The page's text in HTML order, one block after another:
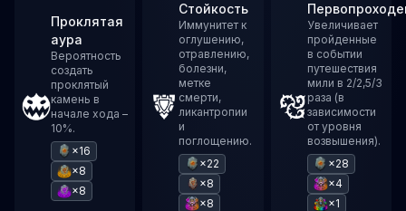
Проклятая
аура
Вероятность
создать
проклятый
камень в
начале хода –
10%.
×16
×8
×8
Стойкость
Иммунитет к
оглушению,
отравлению,
болезни,
метке
смерти,
ликантропии
и
поглощению.
×22
×8
×8
Увеличивает
пройденные
в событии
путешествия
мили в 2/2,5/3
раза (в
зависимости
от уровня
возвышения).
×28
×4
×1